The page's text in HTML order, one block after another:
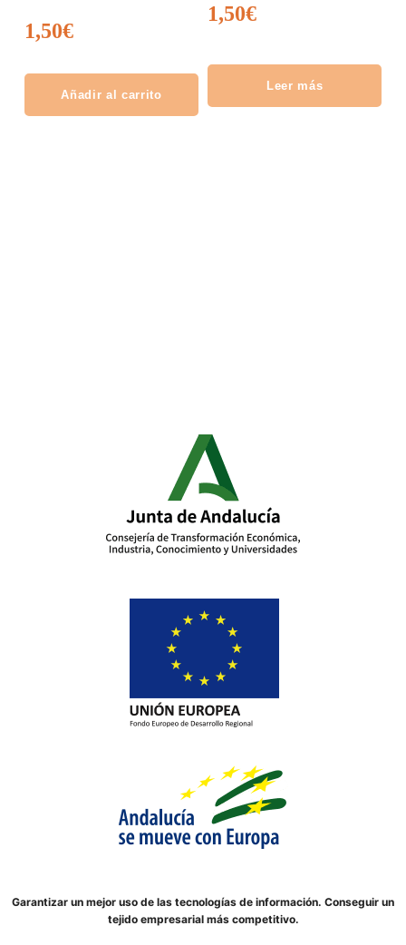
1,50€
Añadir al carrito
1,50€
Leer más
Garantizar un mejor uso de las tecnologías de información. Conseguir un
tejido empresarial más competitivo.